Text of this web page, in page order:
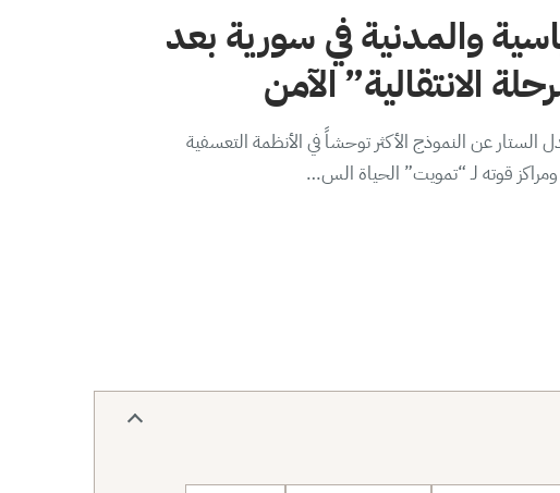
والمدنية في سورية بعد
الانتقالية” الآمن
عن النموذج الأكثر توحشاً في الأنظمة التعسفية
قوته لـ “تمويت” الحياة الس…